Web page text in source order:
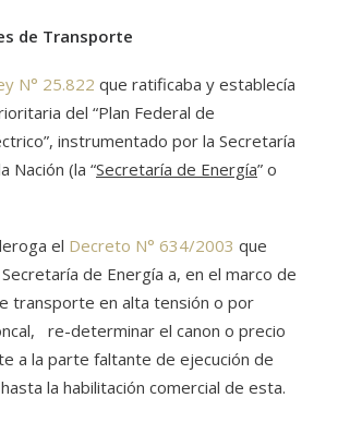
de Transporte
N° 25.822 que ratificaba y establecía
del “Plan Federal de
instrumentado por la Secretaría
Nación (la “Secretaría de Energía” o
el Decreto N° 634/2003 que
de Energía a, en el marco de
transporte en alta tensión o por
re-determinar el canon o precio
a la parte faltante de ejecución de
la habilitación comercial de esta.